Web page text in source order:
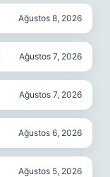
Ağustos 8, 2026
Ağustos 7, 2026
Ağustos 7, 2026
Ağustos 6, 2026
Ağustos 5, 2026